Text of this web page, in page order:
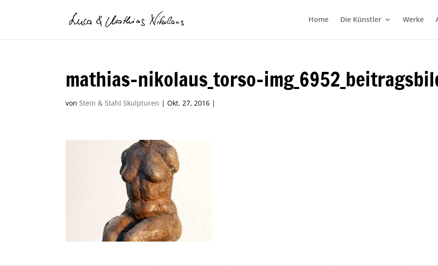
Home Die Künstler Werke
mathias-nikolaus_torso-
vonStein & Stahl Skulpturen |Okt. 27, 2016 |